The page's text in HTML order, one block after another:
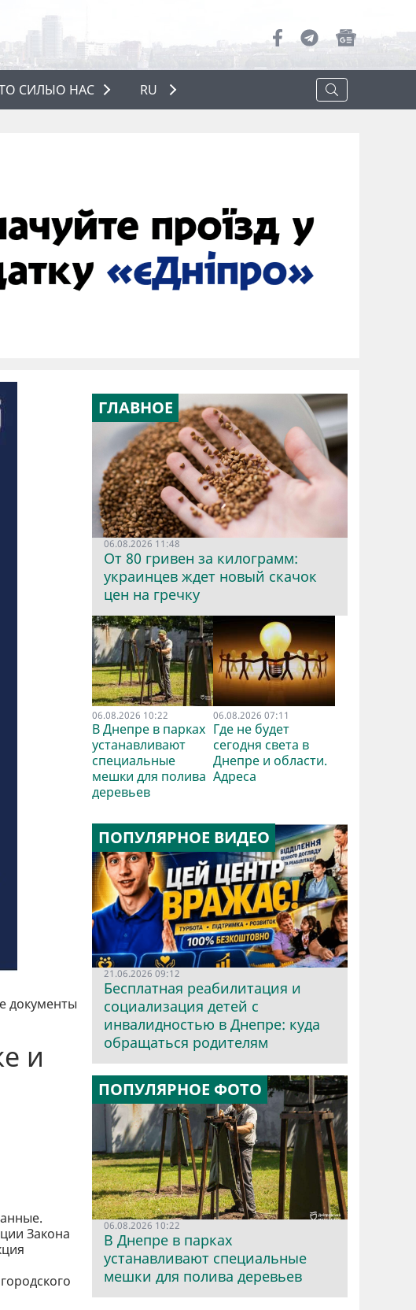
СИЛЫО НАС
О НАС
RU
документы
и
Закона
ГЛАВНОЕ
06.08.2026 11:48
От 80 гривен за килограмм:
украинцев ждет новый скачок
цен на гречку
06.08.2026 10:22
В Днепре в парках
устанавливают
специальные
мешки для полива
деревьев
06.08.2026 07:11
Где не будет
сегодня света в
Днепре и области.
Адреса
ПОПУЛЯРНОЕ ВИДЕО
21.06.2026 09:12
Бесплатная реабилитация и
социализация детей с
инвалидностью в Днепре: куда
обращаться родителям
ПОПУЛЯРНОЕ ФОТО
06.08.2026 10:22
В Днепре в парках
устанавливают специальные
мешки для полива деревьев